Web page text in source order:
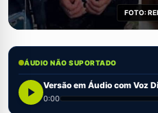
FOTO:
ÁUDIO NÃO SUPORTADO
Versão em Áudio com Voz
0:00